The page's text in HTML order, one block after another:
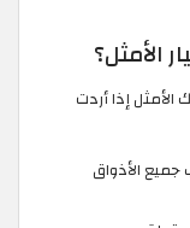
الأمثل؟
إذا أردت
الأذواق